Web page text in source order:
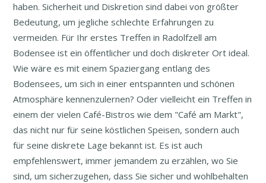
haben. Sicherheit und Diskretion sind dabei von größter
Bedeutung, um jegliche schlechte Erfahrungen zu
vermeiden. Für Ihr erstes Treffen in Radolfzell am
Bodensee ist ein öffentlicher und doch diskreter Ort ideal.
Wie wäre es mit einem Spaziergang entlang des
Bodensees, um sich in einer entspannten und schönen
Atmosphäre kennenzulernen? Oder vielleicht ein Treffen in
einem der vielen Café-Bistros wie dem "Café am Markt",
das nicht nur für seine köstlichen Speisen, sondern auch
für seine diskrete Lage bekannt ist. Es ist auch
empfehlenswert, immer jemandem zu erzählen, wo Sie
sind, um sicherzugehen, dass Sie sicher und wohlbehalten